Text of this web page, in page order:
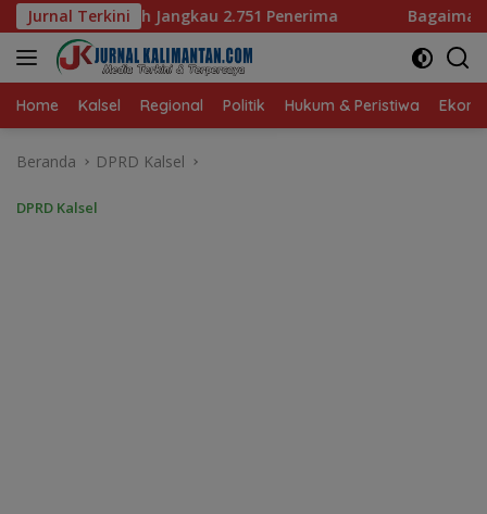
Langsung
ke
konten
Jurnal Terkini
Penerima Bagaimana KIP Hadapi Deepfake dan
Home Kalsel Regional Politik Hukum & Peristiwa
Beranda DPRD Kalsel
DPRD Kalsel